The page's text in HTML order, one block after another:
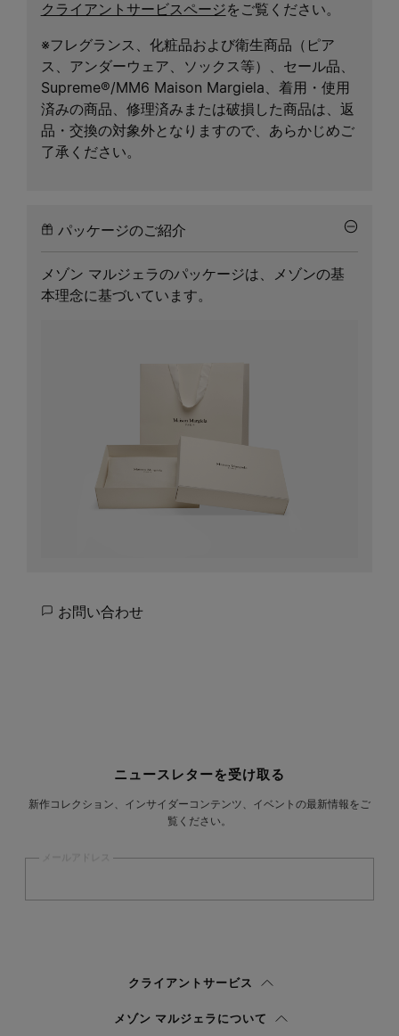
クライアントサービスページをご覧ください。
※フレグランス、化粧品および衛生商品（ピア
ス、アンダーウェア、ソックス等）、セール品、
Supreme®/MM6 Maison Margiela、着用・使用
済みの商品、修理済みまたは破損した商品は、返
品・交換の対象外となりますので、あらかじめご
了承ください。
パッケージのご紹介
メゾン マルジェラのパッケージは、メゾンの基
本理念に基づいています。
お問い合わせ
ニュースレターを受け取る
新作コレクション、インサイダーコンテンツ、イベントの最新情報をご
覧ください。
メールアドレス
プライバシーポリシー を読み、私はマルジェラ S.A.S.U. が
の 3.1.b) 項に記載されたマーケティング*目的のために私の個人データを
クライアントサービス
メゾン マルジェラについて